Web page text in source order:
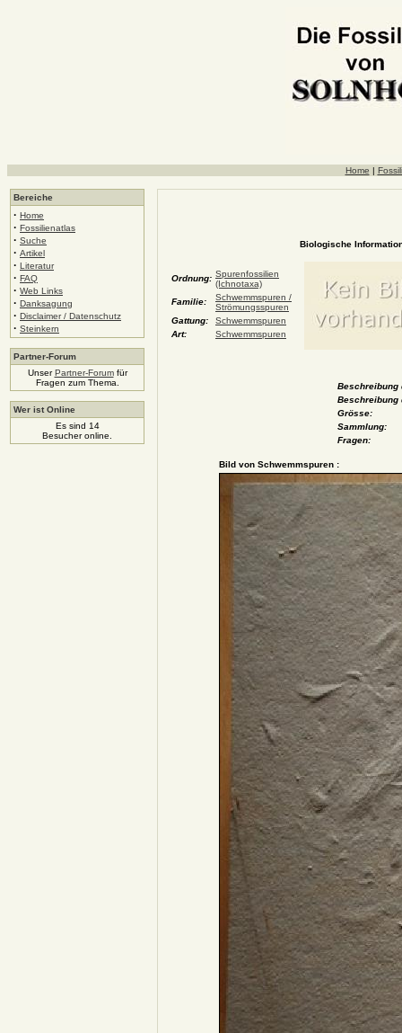
Home |
Bereiche
· Home
· Fossilienatlas
· Suche
· Artikel
· Literatur
· FAQ
· Web Links
· Danksagung
· Disclaimer / Datenschutz
· Steinkern
Partner-Forum
UnserPartner-Forumfür
Fragen zum Thema.
Wer ist Online
Es sind 14
Besucher online.
Biologische
Ordnung: Spurenfossilien
(Ichnotaxa)
Familie:
Schwemmspuren /
Strömungsspuren
Gattung:
Schwemmspuren
Art:
Schwemmspuren
Beschreibung
Beschreibung
Grösse:
Sammlung:
Fragen:
Bild von Schwemmspuren :